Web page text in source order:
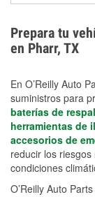
los daños
preparar
medidas de
Prepara tu
en Pharr, TX
En O’Reilly Auto
suministros para
baterías de
herramientas de
accesorios de
reducir los
condiciones
O’Reilly Auto